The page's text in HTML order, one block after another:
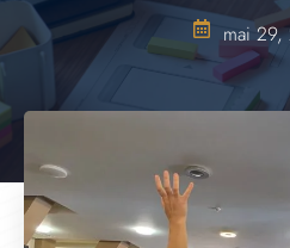
mai